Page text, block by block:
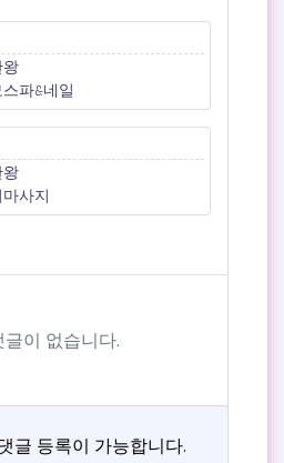
왕
파&네일
왕
사지
이 없습니다.
글 등록이 가능합니다.